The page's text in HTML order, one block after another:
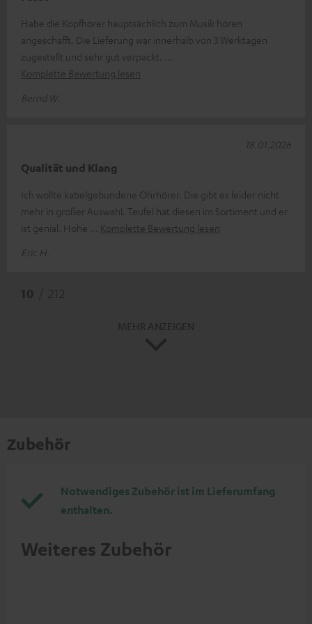
Habe die Kopfhörer hauptsächlich zum Musik hören
angeschafft. Die Lieferung war innerhalb von 3 Werktagen
zugestellt und sehr gut verpackt.
Komplette Bewertung lesen
Bernd W.
Qualität und Klang
Ich wollte kabelgebundene Ohrhörer. Die gibt es leider nicht
mehr in großer Auswahl. Teufel hat diesen im Sortiment und er
ist genial. Hohe
Komplette Bewertung lesen
Eric H.
18.01.2026
Zubehör
Notwendiges Zubehör ist im Lieferumfang
enthalten.
Weiteres Zubehör